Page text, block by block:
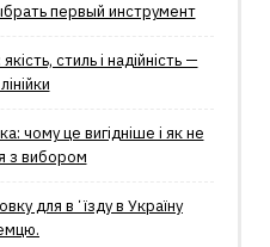
первый инструмент
стиль і надійність —
чому це вигідніше і як не
з вибором
для вʼїзду в Україну